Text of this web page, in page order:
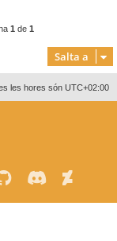
1 de 1
Salta a
les hores són UTC+02:00